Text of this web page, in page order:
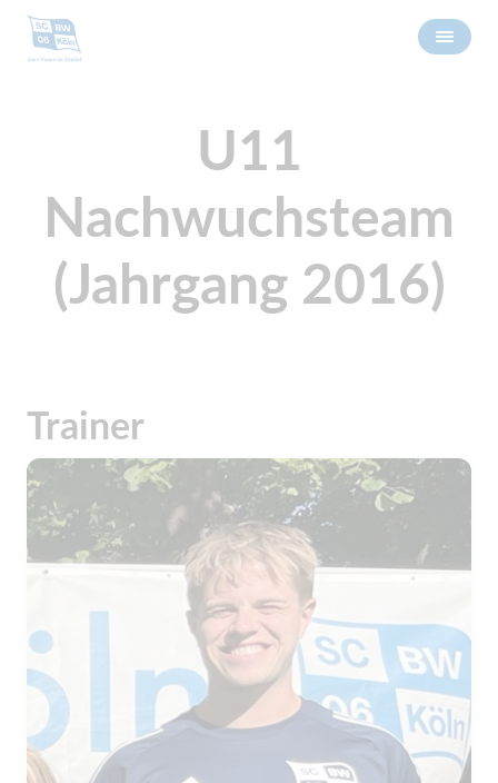
U11
Nachwuchsteam
(Jahrgang 2016)
Trainer